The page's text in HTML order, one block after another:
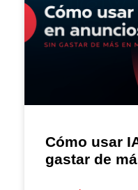
Cómo usar
gastar de